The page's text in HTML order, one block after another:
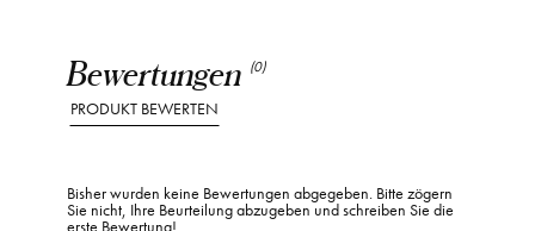
Bewertungen (0)
PRODUKT BEWERTEN
Bisher wurden keine Bewertungen abgegeben. Bitte zögern
Sie nicht, Ihre Beurteilung abzugeben und schreiben Sie die
erste Bewertung!